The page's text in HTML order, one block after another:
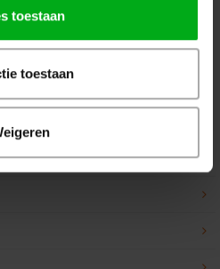
toestaan
toestaan
Volg ons op Facebook
Volg ons op Linkedin
Stuur ons een bericht